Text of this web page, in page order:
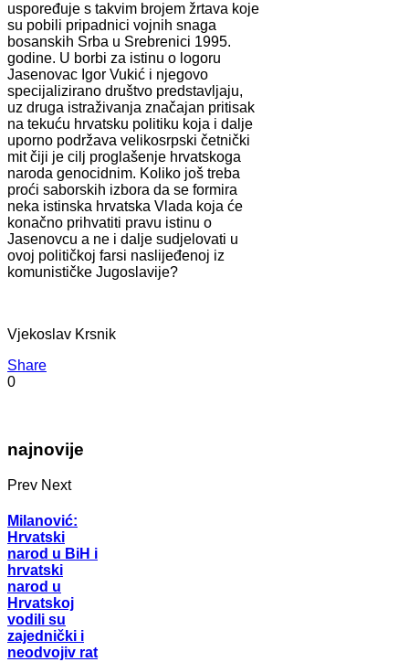
uspoređuje s takvim brojem žrtava koje
su pobili pripadnici vojnih snaga
bosanskih Srba u Srebrenici 1995.
godine. U borbi za istinu o logoru
Jasenovac Igor Vukić i njegovo
specijalizirano društvo predstavljaju,
uz druga istraživanja značajan pritisak
na tekuću hrvatsku politiku koja i dalje
uporno podržava velikosrpski četnički
mit čiji je cilj proglašenje hrvatskoga
naroda genocidnim. Koliko još treba
proći saborskih izbora da se formira
neka istinska hrvatska Vlada koja će
konačno prihvatiti pravu istinu o
Jasenovcu a ne i dalje sudjelovati u
ovoj političkoj farsi naslijeđenoj iz
komunističke Jugoslavije?
Vjekoslav Krsnik
Share
0
najnovije
Prev Next
Milanović:
Hrvatski
narod u BiH i
hrvatski
narod u
Hrvatskoj
vodili su
zajednički i
neodvojiv rat